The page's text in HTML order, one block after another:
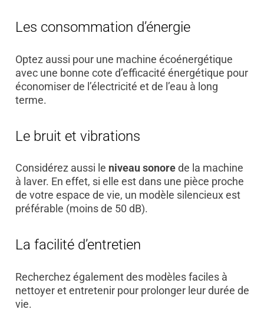
Les consommation d’énergie
Optez aussi pour une machine écoénergétique
avec une bonne cote d’efficacité énergétique pour
économiser de l’électricité et de l’eau à long
terme.
Le bruit et vibrations
Considérez aussi le niveau sonorede la machine
à laver. En effet, si elle est dans une pièce proche
de votre espace de vie, un modèle silencieux est
préférable (moins de 50 dB).
La facilité d’entretien
Recherchez également des modèles faciles à
nettoyer et entretenir pour prolonger leur durée de
vie.